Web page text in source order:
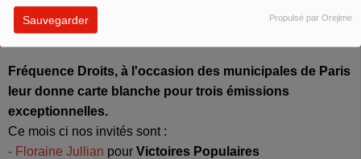
Sauvegarder Propulsé par Orejime
bref s'organise pour être associé aux décisions
qui les concernent.
Fréquence Droits, à l'occasion des municipales de Paris
leur donne carte blanche pour trois émissions
exceptionnelles.
Ce mois ci nos invités sont :
- Floraine Jullian pour Victoires Populaires